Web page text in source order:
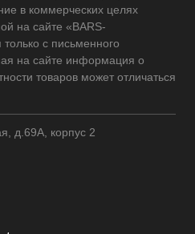
в коммерческих целях
на сайте «BARS-
с письменного
на сайте информация о
товаров может отличаться
д.69А, корпус 2